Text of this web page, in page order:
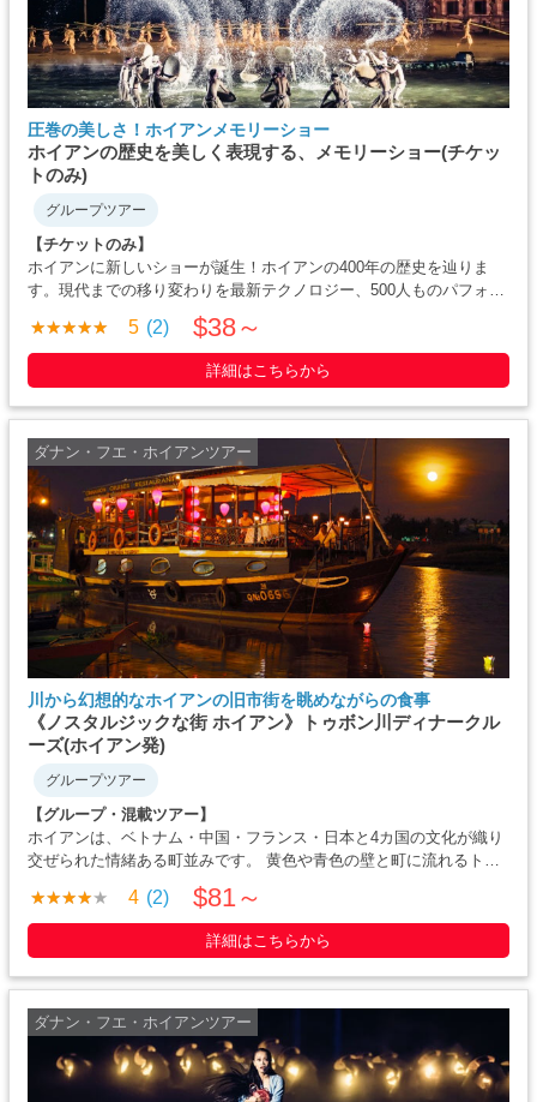
圧巻の美しさ！ホイアンメモリーショー
ホイアンの歴史を美しく表現する、メモリーショー(チケッ
トのみ)
グループツアー
【チケットのみ】
ホイアンに新しいショーが誕生！ホイアンの400年の歴史を辿りま
す。現代までの移り変わりを最新テクノロジー、500人ものパフォー
マー達が再現する様は正に圧巻。特にアオザイとノンラーを上手に
使い、それぞれの美しさを存分に表現した様は強く印象に残ること
間違いなし。
5 (2) $38～
詳細はこちらから
ダナン・フエ・ホイアンツアー
川から幻想的なホイアンの旧市街を眺めながらの食事
《ノスタルジックな街 ホイアン》トゥボン川ディナークル
ーズ(ホイアン発)
グループツアー
【グループ・混載ツアー】
ホイアンは、ベトナム・中国・フランス・日本と4カ国の文化が織り
交ぜられた情緒ある町並みです。 黄色や青色の壁と町に流れるトゥ
ボン川の落ち着いた風景は世界中の方から人気があり、穏やかな町
をきれいに灯ったランタンとの景色を楽しみながらの夕食はいかが
でしょうか。 ホイアン旧市街・・・・・
4 (2) $81～
詳細はこちらから
ダナン・フエ・ホイアンツアー